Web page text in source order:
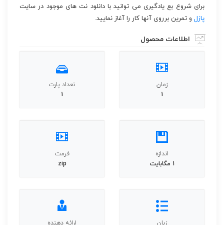
برای شروع بع یادگیری می توانید با دانلود نت های موجود در سایت
پازل و تمرین برروی آنها کار را آغاز نمایید.
اطلاعات محصول
زمان
1
تعداد پارت
1
اندازه
1 مگابایت
فرمت
zip
زبان
ارائه دهنده